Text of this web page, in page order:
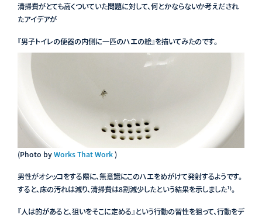
清掃費がとても高くついていた問題に対して、何とかならないか考えだされ
たアイデアが
『男子トイレの便器の内側に一匹のハエの絵』を描いてみたのです。
(Photo byWorks That Work)
男性がオシッコをする際に、無意識にこのハエをめがけて発射するようです。
すると、床の汚れは減り、清掃費は8割減少したという結果を示しました¹⁾。
『人は的があると、狙いをそこに定める』という行動の習性を狙って、行動をデ